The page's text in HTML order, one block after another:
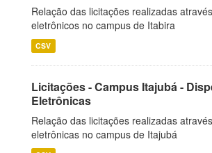
Relação das licitações realizadas
eletrônicos no campus de Itabira
CSV
Licitações - Campus Itajubá -
Eletrônicas
Relação das licitações realizadas
eletrônicas no campus de Itajubá